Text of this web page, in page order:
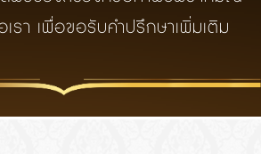
า เพื่อขอรับคำปรึกษาเพิ่มเติม